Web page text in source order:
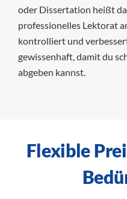
oder Dissertation heißt
professionelles Lektorat
kontrolliert und
gewissenhaft, damit du
abgeben kannst.
Flexible